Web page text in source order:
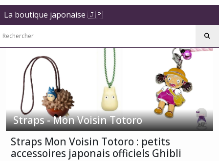
La boutique japonaise 🇯🇵
Straps - Mon Voisin Totoro
Straps Mon Voisin Totoro : petits
accessoires japonais officiels Ghibli
Totoro
-
Mon
Voisin
Totoro
Badges
Mon
Voisin
Totoro
(3)